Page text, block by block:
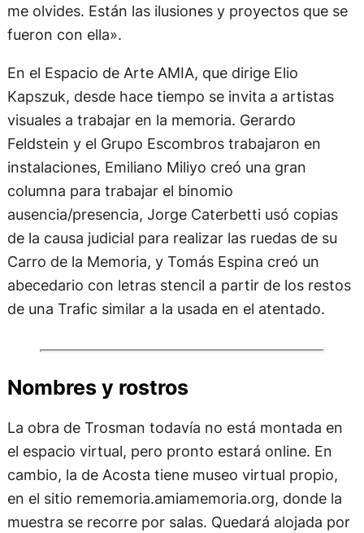
me olvides. Están las ilusiones y proyectos que se
fueron con ella».
En el Espacio de Arte AMIA, que dirige Elio
Kapszuk, desde hace tiempo se invita a artistas
visuales a trabajar en la memoria. Gerardo
Feldstein y el Grupo Escombros trabajaron en
instalaciones, Emiliano Miliyo creó una gran
columna para trabajar el binomio
ausencia/presencia, Jorge Caterbetti usó copias
de la causa judicial para realizar las ruedas de su
Carro de la Memoria, y Tomás Espina creó un
abecedario con letras stencil a partir de los restos
de una Trafic similar a la usada en el atentado.
Nombres y rostros
La obra de Trosman todavía no está montada en
el espacio virtual, pero pronto estará online. En
cambio, la de Acosta tiene museo virtual propio,
en el sitio rememoria.amiamemoria.org, donde la
muestra se recorre por salas. Quedará alojada por